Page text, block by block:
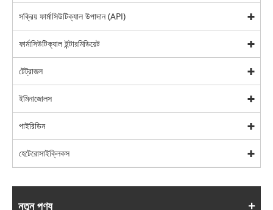
সক্রিয় ফার্মাসিউটিক্যাল উপাদান (API)
ফার্মাসিউটিক্যাল ইন্টারমিডিয়েট
টেট্রাজল
ইমিনাজোলস
পাইরিডিন
হেটেরোসাইক্লিকস
নতুন পণ্য